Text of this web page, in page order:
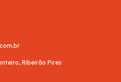
Ribeirão Pires